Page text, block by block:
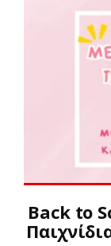
Back to